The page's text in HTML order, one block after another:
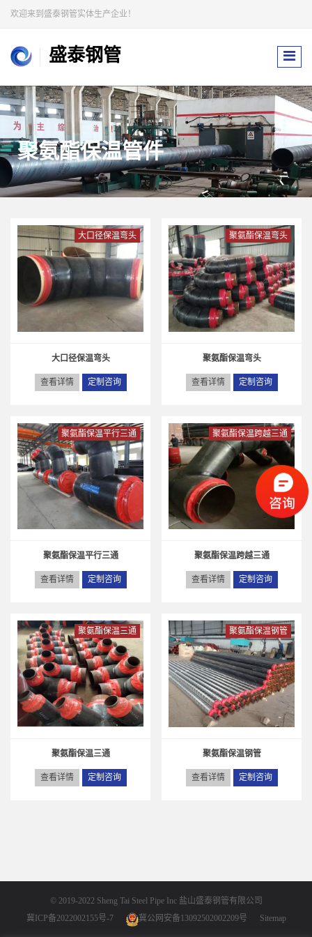
欢迎来到盛泰钢管实体生产企业！
盛泰钢管
聚氨酯保温管件
大口径保温弯头
大口径保温弯头
查看详情 定制咨询
聚氨酯保温弯头
聚氨酯保温弯头
查看详情 定制咨询
聚氨酯保温平行三通
聚氨酯保温平行三通
查看详情 定制咨询
聚氨酯保温跨越三通
聚氨酯保温跨越三通
查看详情 定制咨询
聚氨酯保温三通
聚氨酯保温三通
查看详情 定制咨询
聚氨酯保温钢管
聚氨酯保温钢管
查看详情 定制咨询
© 2019-2022 Sheng Tai Steel Pipe Inc 盐山盛泰钢管有限公司
冀ICP备2022002155号-7
冀公网安备13092502002209号 Sitemap